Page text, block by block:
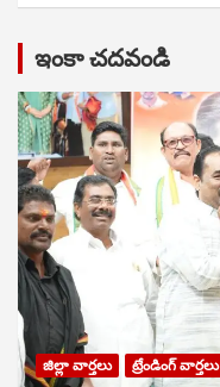
ఇంకా చదవండి
జిల్లా వార్తలు ట్రేండింగ్ వార్తలు